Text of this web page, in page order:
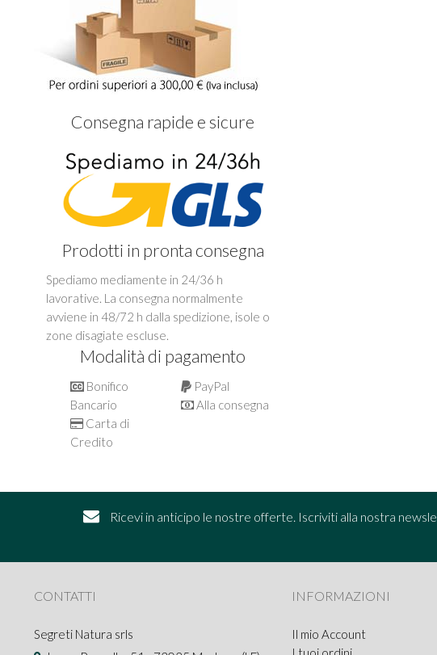
Consegna rapide e sicure
Prodotti in pronta consegna
Spediamo mediamente in 24/36 h
lavorative. La consegna normalmente
avviene in 48/72 h dalla spedizione, isole o
zone disagiate escluse.
Modalità di pagamento
Bonifico
Bancario
Carta di
Credito
PayPal
Alla consegna
Ricevi in anticipo le nostre offerte. Iscriviti alla nostra
CONTATTI
Segreti Natura srls
INFORMAZIONI
Il mio Account